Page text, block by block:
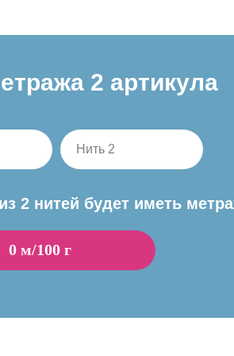
Нить 2
2 артикула
2 нитей будет иметь
0 м/100 г